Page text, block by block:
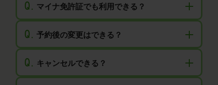
Q. マイナ免許証でも利用できる？
Q. 予約後の変更はできる？
Q. キャンセルできる？